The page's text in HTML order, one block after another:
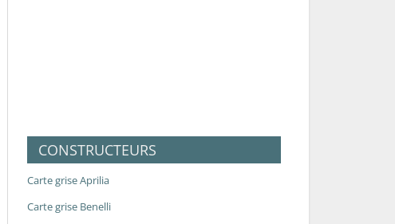
CONSTRUCTEURS
Carte grise Aprilia
Carte grise Benelli